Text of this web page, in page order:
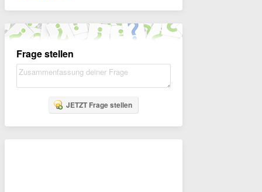
Frage stellen
JETZT Frage stellen